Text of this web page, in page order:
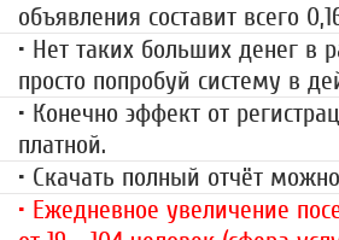
объявления составит всего
• Нет таких больших денег в
просто попробуй систему в
• Конечно эффект от
платной.
• Скачать полный отчёт
• Ежедневное увеличение